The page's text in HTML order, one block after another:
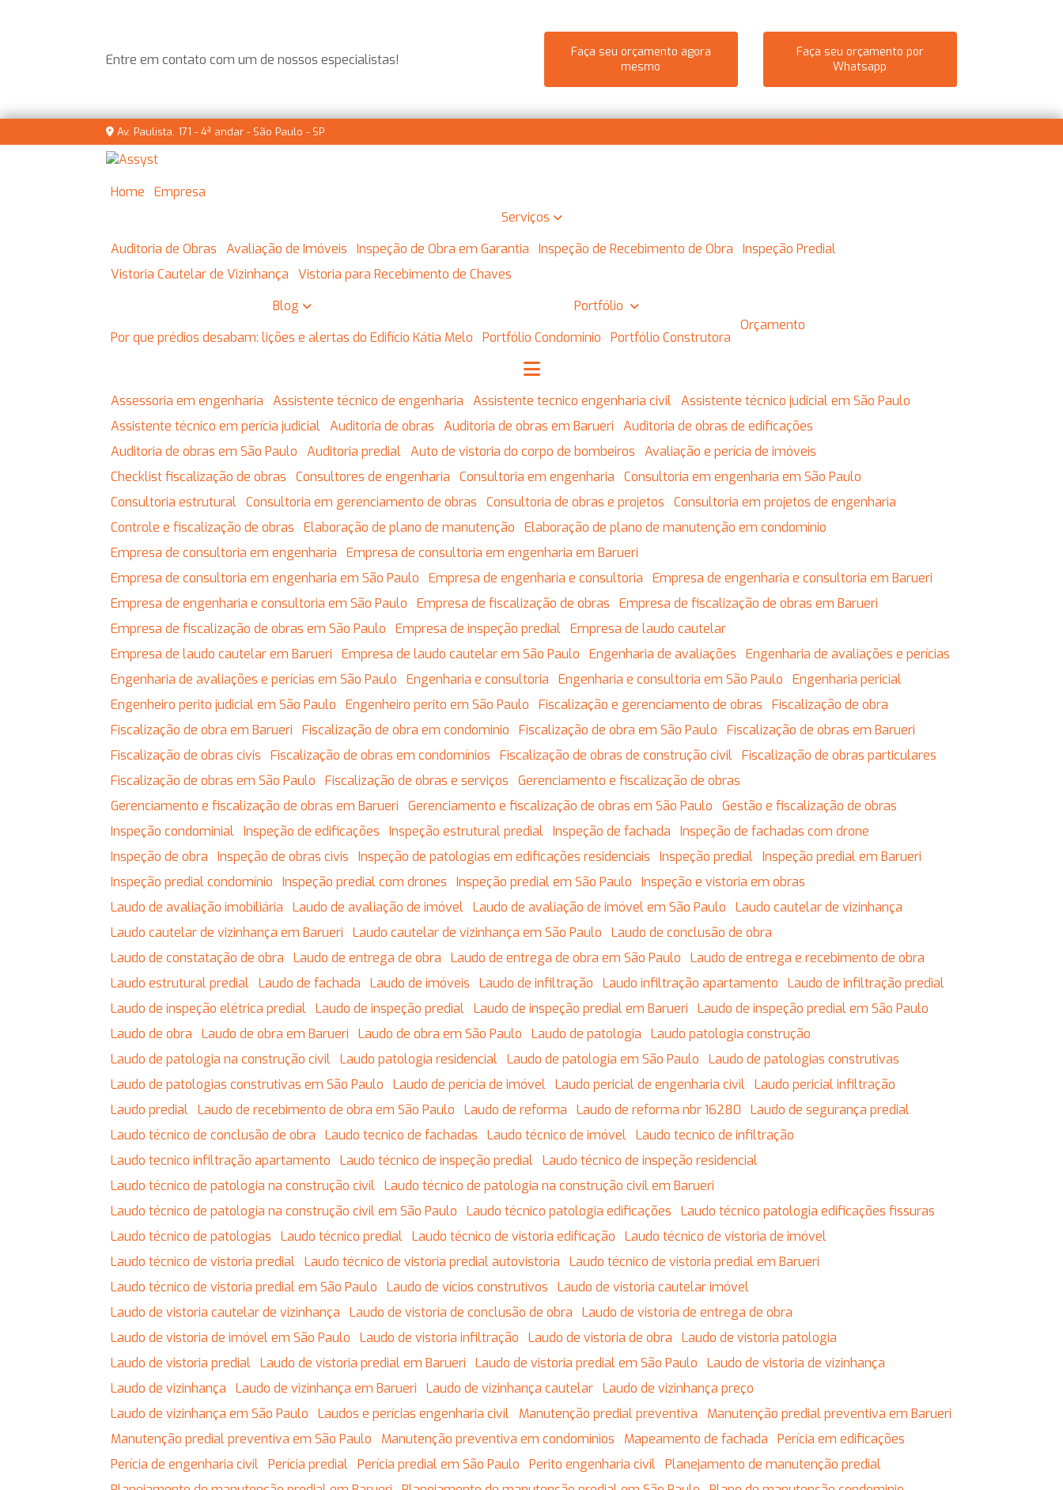
Entre em contato com um de nossos especialistas!
Faça seu orçamento agora
mesmo
Faça seu orçamento por
Whatsapp
Av. Paulista, 171 - 4ª andar - São Paulo - SP
Home
Empresa
Serviços
Auditoria de Obras
Avaliação de Imóveis Inspeção de Obra em Garantia Inspeção de Recebimento de Obra
Inspeção Predial
Vistoria Cautelar de Vizinhança
Vistoria para Recebimento de Chaves
Blog
Por que prédios desabam: lições e alertas do Edifício Kátia Melo
Portfólio
Portfólio Condominio
Portfólio Construtora
Orçamento
Assessoria em engenharia Assistente técnico de engenharia Assistente tecnico engenharia civil
Assistente técnico judicial em São Paulo
Assistente técnico em perícia judicial
Auditoria de obras Auditoria de obras em Barueri
Auditoria de obras de edificações
Auditoria de obras em São Paulo
Auditoria predial Auto de vistoria do corpo de bombeiros
Avaliação e perícia de imóveis
Checklist fiscalização de obras
Consultores de engenharia Consultoria em engenharia
Consultoria em engenharia em São Paulo
Consultoria estrutural
Consultoria em gerenciamento de obras Consultoria de obras e projetos
Consultoria em projetos de engenharia
Controle e fiscalização de obras
Elaboração de plano de manutenção
Elaboração de plano de manutenção em condominio
Empresa de consultoria em engenharia
Empresa de consultoria em engenharia em Barueri
Empresa de consultoria em engenharia em São Paulo
Empresa de engenharia e consultoria
Empresa de engenharia e consultoria em Barueri
Empresa de engenharia e consultoria em São Paulo
Empresa de fiscalização de obras
Empresa de fiscalização de obras em Barueri
Empresa de fiscalização de obras em São Paulo
Empresa de inspeção predial
Empresa de laudo cautelar
Empresa de laudo cautelar em Barueri
Empresa de laudo cautelar em São Paulo Engenharia de avaliações
Engenharia de avaliações e perícias
Engenharia de avaliações e perícias em São Paulo
Engenharia e consultoria Engenharia e consultoria em São Paulo
Engenharia pericial
Engenheiro perito judicial em São Paulo
Engenheiro perito em São Paulo Fiscalização e gerenciamento de obras
Fiscalização de obra
Fiscalização de obra em Barueri
Fiscalização de obra em condominio Fiscalização de obra em São Paulo
Fiscalização de obras em Barueri
Fiscalização de obras civis
Fiscalização de obras em condomínios Fiscalização de obras de construção civil
Fiscalização de obras particulares
Fiscalização de obras em São Paulo
Fiscalização de obras e serviços
Gerenciamento e fiscalização de obras
Gerenciamento e fiscalização de obras em Barueri
Gerenciamento e fiscalização de obras em São Paulo
Gestão e fiscalização de obras
Inspeção condominial
Inspeção de edificações Inspeção estrutural predial Inspeção de fachada
Inspeção de fachadas com drone
Inspeção de obra
Inspeção de obras civis Inspeção de patologias em edificações residenciais Inspeção predial
Inspeção predial em Barueri
Inspeção predial condomínio
Inspeção predial com drones Inspeção predial em São Paulo
Inspeção e vistoria em obras
Laudo de avaliação imobiliária
Laudo de avaliação de imóvel Laudo de avaliação de imóvel em São Paulo
Laudo cautelar de vizinhança
Laudo cautelar de vizinhança em Barueri
Laudo cautelar de vizinhança em São Paulo
Laudo de conclusão de obra
Laudo de constatação de obra
Laudo de entrega de obra Laudo de entrega de obra em São Paulo
Laudo de entrega e recebimento de obra
Laudo estrutural predial
Laudo de fachada Laudo de imóveis Laudo de infiltração Laudo infiltração apartamento
Laudo de infiltração predial
Laudo de inspeção elétrica predial
Laudo de inspeção predial Laudo de inspeção predial em Barueri
Laudo de inspeção predial em São Paulo
Laudo de obra
Laudo de obra em Barueri Laudo de obra em São Paulo Laudo de patologia
Laudo patologia construção
Laudo de patologia na construção civil
Laudo patologia residencial Laudo de patologia em São Paulo
Laudo de patologias construtivas
Laudo de patologias construtivas em São Paulo
Laudo de perícia de imóvel Laudo pericial de engenharia civil
Laudo pericial infiltração
Laudo predial
Laudo de recebimento de obra em São Paulo Laudo de reforma Laudo de reforma nbr 16280
Laudo de segurança predial
Laudo técnico de conclusão de obra
Laudo tecnico de fachadas Laudo técnico de imóvel
Laudo tecnico de infiltração
Laudo tecnico infiltração apartamento
Laudo técnico de inspeção predial
Laudo técnico de inspeção residencial
Laudo técnico de patologia na construção civil
Laudo técnico de patologia na construção civil em Barueri
Laudo técnico de patologia na construção civil em São Paulo
Laudo técnico patologia edificações
Laudo técnico patologia edificações fissuras
Laudo técnico de patologias
Laudo técnico predial Laudo técnico de vistoria edificação
Laudo técnico de vistoria de imóvel
Laudo técnico de vistoria predial
Laudo técnico de vistoria predial autovistoria
Laudo técnico de vistoria predial em Barueri
Laudo técnico de vistoria predial em São Paulo
Laudo de vícios construtivos
Laudo de vistoria cautelar imóvel
Laudo de vistoria cautelar de vizinhança
Laudo de vistoria de conclusão de obra
Laudo de vistoria de entrega de obra
Laudo de vistoria de imóvel em São Paulo
Laudo de vistoria infiltração Laudo de vistoria de obra
Laudo de vistoria patologia
Laudo de vistoria predial
Laudo de vistoria predial em Barueri Laudo de vistoria predial em São Paulo
Laudo de vistoria de vizinhança
Laudo de vizinhança
Laudo de vizinhança em Barueri Laudo de vizinhança cautelar
Laudo de vizinhança preço
Laudo de vizinhança em São Paulo
Laudos e perícias engenharia civil Manutenção predial preventiva
Manutenção predial preventiva em Barueri
Manutenção predial preventiva em São Paulo
Manutenção preventiva em condominios Mapeamento de fachada
Perícia em edificações
Perícia de engenharia civil
Perícia predial Perícia predial em São Paulo Perito engenharia civil
Planejamento de manutenção predial